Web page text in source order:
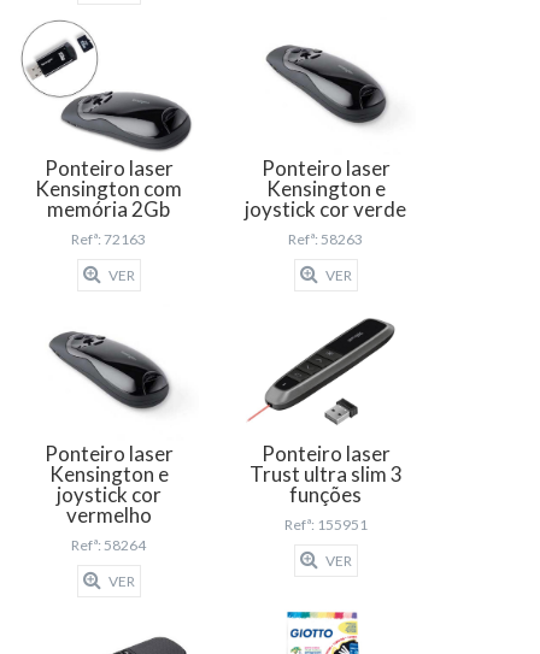
Ponteiro laser
Kensington com
memória 2Gb
Refª: 72163
VER
Ponteiro laser
Kensington e
joystick cor verde
Refª: 58263
VER
Ponteiro laser
Kensington e
joystick cor
vermelho
Refª: 58264
VER
Ponteiro laser
Trust ultra slim 3
funções
Refª: 155951
VER